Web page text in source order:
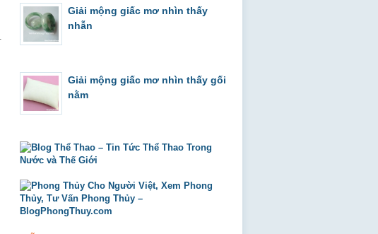
Giải mộng giấc mơ nhìn thấy
nhẫn
Giải mộng giấc mơ nhìn thấy gối
nằm